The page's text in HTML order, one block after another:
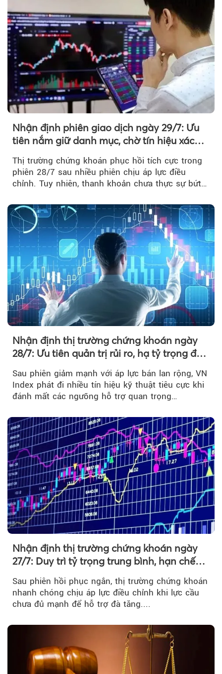
Nhận định phiên giao dịch ngày 29/7: Ưu
tiên nắm giữ danh mục, chờ tín hiệu xác
Thị trường chứng khoán phục hồi tích cực trong
phiên 28/7 sau nhiều phiên chịu áp lực điều
chỉnh. Tuy nhiên, thanh khoản chưa thực sự bứt
Nhận định thị trường chứng khoán ngày
28/7: Ưu tiên quản trị rủi ro, hạ tỷ trọng đòn
Sau phiên giảm mạnh với áp lực bán lan rộng, VN
Index phát đi nhiều tín hiệu kỹ thuật tiêu cực khi
đánh mất các ngưỡng hỗ trợ quan trọng…
Nhận định thị trường chứng khoán ngày
27/7: Duy trì tỷ trọng trung bình, hạn chế
Sau phiên hồi phục ngắn, thị trường chứng khoán
nhanh chóng chịu áp lực điều chỉnh khi lực cầu
chưa đủ mạnh để hỗ trợ đà tăng....